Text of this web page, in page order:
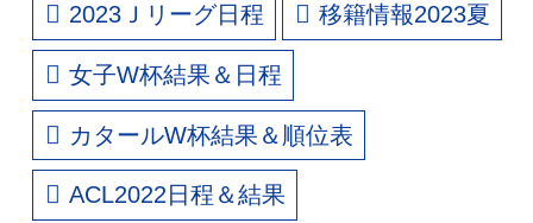
2023Ｊリーグ日程 移籍情報2023夏
女子W杯結果＆日程
カタールW杯結果＆順位表
ACL2022日程＆結果